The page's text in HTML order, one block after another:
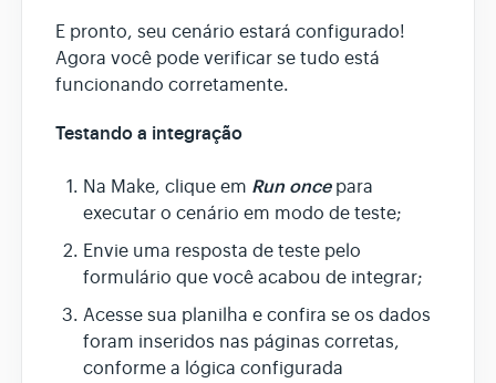
E pronto, seu cenário estará configurado!
Agora você pode verificar se tudo está
funcionando corretamente.
Testando a integração
Na Make, clique em Run oncepara
executar o cenário em modo de teste;
Envie uma resposta de teste pelo
formulário que você acabou de integrar;
Acesse sua planilha e confira se os dados
foram inseridos nas páginas corretas,
conforme a lógica configurada